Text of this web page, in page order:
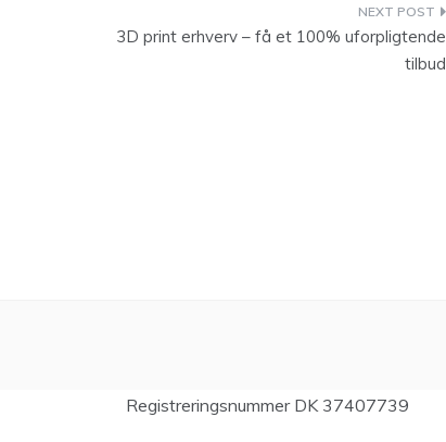
3D print erhverv – få et 100% uforpligtende
tilbud
Registreringsnummer DK 37407739